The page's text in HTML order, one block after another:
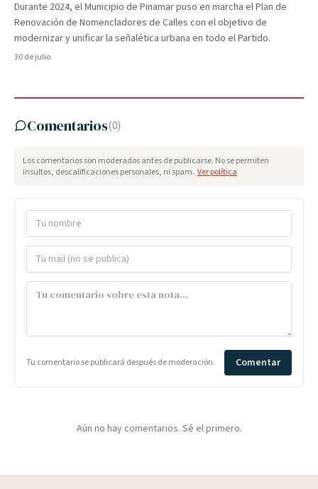
Durante 2024, el Municipio de Pinamar puso en marcha el Plan de
Renovación de Nomencladores de Calles con el objetivo de
modernizar y unificar la señalética urbana en todo el Partido.
30 de julio
Comentarios(0)
Los comentarios son moderados antes de publicarse. No se permiten
insultos, descalificaciones personales, ni spam. Ver política
Tu comentario se publicará después de moderación. Comentar
Aún no hay comentarios. Sé el primero.